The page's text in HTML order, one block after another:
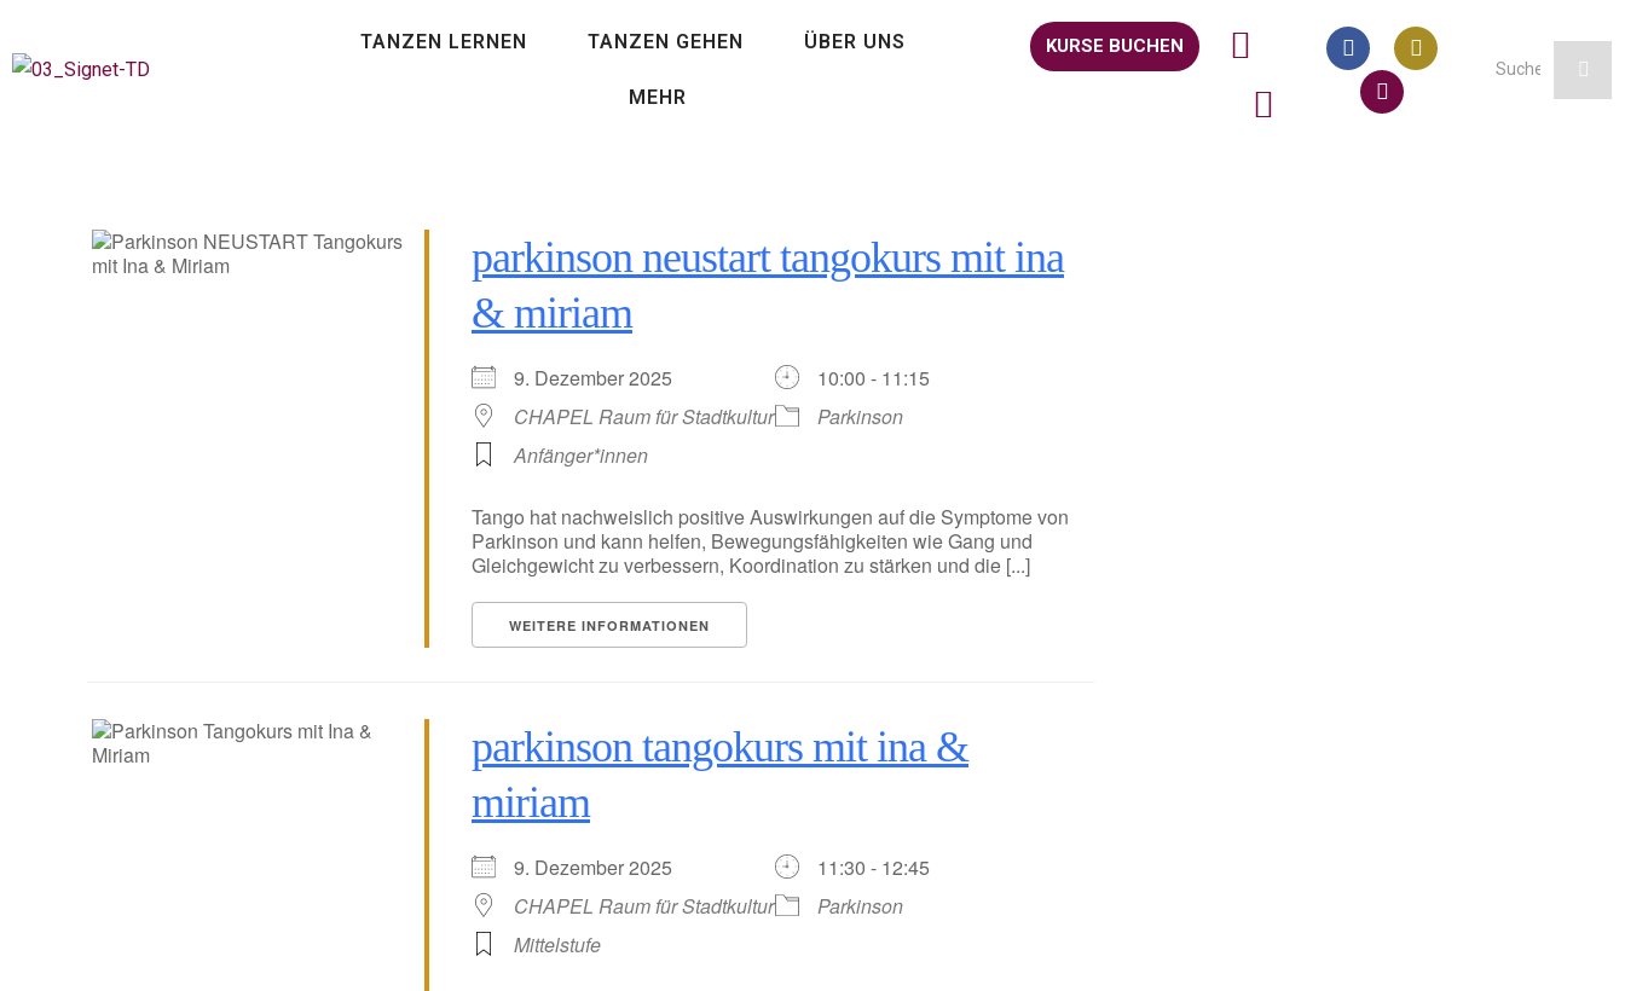
TANZEN LERNEN TANZEN GEHEN ÜBER UNS
MEHR
KURSE BUCHEN
parkinson neustart tangokurs mit ina
& miriam
9. Dezember 2025
10:00 - 11:15
CHAPEL Raum für Stadtkultur
Parkinson
Anfänger*innen
Tango hat nachweislich positive Auswirkungen auf die Symptome von
Parkinson und kann helfen, Bewegungsfähigkeiten wie Gang und
Gleichgewicht zu verbessern, Koordination zu stärken und die [...]
WEITERE INFORMATIONEN
parkinson tangokurs mit ina &
miriam
9. Dezember 2025
11:30 - 12:45
CHAPEL Raum für Stadtkultur
Parkinson
Mittelstufe